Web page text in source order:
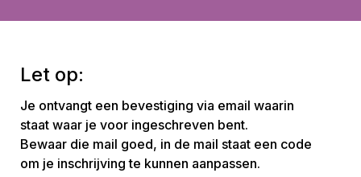
Let op:
Je ontvangt een bevestiging via email waarin
staat waar je voor ingeschreven bent.
Bewaar die mail goed, in de mail staat een code
om je inschrijving te kunnen aanpassen.